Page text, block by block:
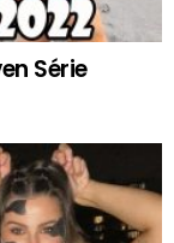
Série